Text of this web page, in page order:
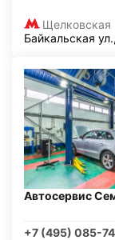
Щелковская
Байкальская
Автосервис
+7 (495) 085-